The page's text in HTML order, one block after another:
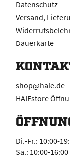
Datenschutz
Versand,
Dauerkarte
shop@haie.de
HAIEstore
Di.-Fr.: 10:00-
Sa.: 10:00-